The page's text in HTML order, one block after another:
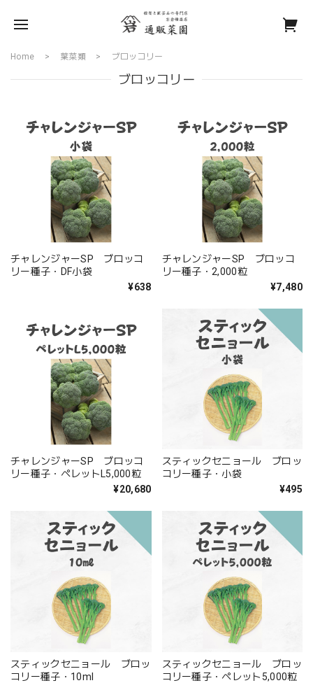
Home 葉菜類 ブロッコリー
ブロッコリー
チャレンジャーSP ブロッコ
リー種子・DF小袋
¥638
チャレンジャーSP ブロッコ
リー種子・2,000粒
¥7,480
チャレンジャーSP ブロッコ
リー種子・ペレットL5,000粒
¥20,680
スティックセニョール ブロッ
コリー種子・小袋
¥495
スティックセニョール ブロッ
コリー種子・10ml
スティックセニョール ブロッ
コリー種子・ペレット5,000粒